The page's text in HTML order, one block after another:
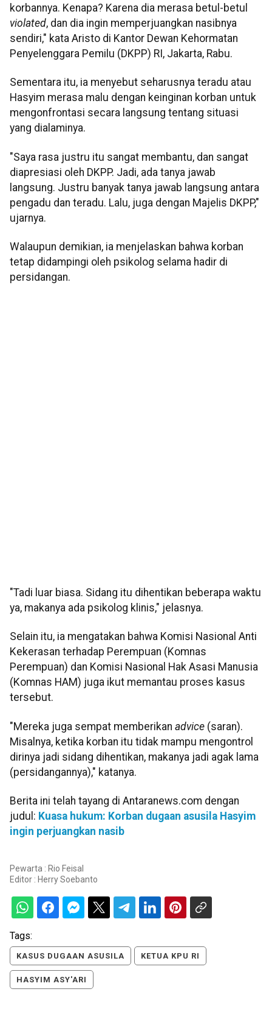
korbannya. Kenapa? Karena dia merasa betul-betul
violated, dan dia ingin memperjuangkan nasibnya
sendiri," kata Aristo di Kantor Dewan Kehormatan
Penyelenggara Pemilu (DKPP) RI, Jakarta, Rabu.
Sementara itu, ia menyebut seharusnya teradu atau
Hasyim merasa malu dengan keinginan korban untuk
mengonfrontasi secara langsung tentang situasi
yang dialaminya.
"Saya rasa justru itu sangat membantu, dan sangat
diapresiasi oleh DKPP. Jadi, ada tanya jawab
langsung. Justru banyak tanya jawab langsung antara
pengadu dan teradu. Lalu, juga dengan Majelis DKPP,"
ujarnya.
Walaupun demikian, ia menjelaskan bahwa korban
tetap didampingi oleh psikolog selama hadir di
persidangan.
"Tadi luar biasa. Sidang itu dihentikan beberapa waktu
ya, makanya ada psikolog klinis," jelasnya.
Selain itu, ia mengatakan bahwa Komisi Nasional Anti
Kekerasan terhadap Perempuan (Komnas
Perempuan) dan Komisi Nasional Hak Asasi Manusia
(Komnas HAM) juga ikut memantau proses kasus
tersebut.
"Mereka juga sempat memberikan advice (saran).
Misalnya, ketika korban itu tidak mampu mengontrol
dirinya jadi sidang dihentikan, makanya jadi agak lama
(persidangannya)," katanya.
Berita ini telah tayang di Antaranews.com dengan
judul: Kuasa hukum: Korban dugaan asusila Hasyim
ingin perjuangkan nasib
Pewarta : Rio Feisal
Editor : Herry Soebanto
Tags:
KASUS DUGAAN ASUSILA KETUA KPU RI
HASYIM ASY'ARI